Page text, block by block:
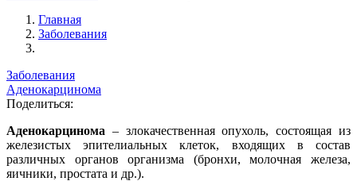
Главная
Заболевания
Заболевания
Аденокарцинома
Поделиться:
Аденокарцинома – злокачественная опухоль, состоящая из
железистых эпителиальных клеток, входящих в состав
различных органов организма (бронхи, молочная железа,
яичники, простата и др.).